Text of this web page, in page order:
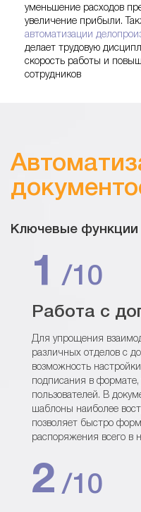
уменьшение расходов
увеличение прибыли.
автоматизации
делает трудовую
скорость работы и
сотрудников
Ключевые функции
1 /10
Работа с
Для упрощения
различных отделов с
возможность
подписания в
пользователей. В
шаблоны наиболее
позволяет быстро
распоряжения всего в
2 /10